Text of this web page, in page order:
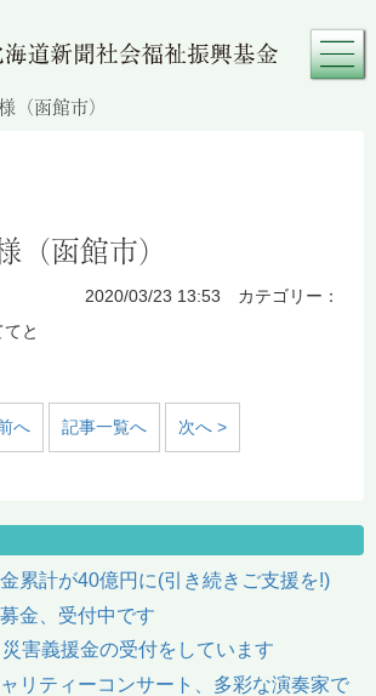
（函館市）
（函館市）
2020/03/23 13:53 カテゴリー：
と
へ 記事一覧へ 次へ >
累計が40億円に(引き続きご支援を!)
金、受付中です
害義援金の受付をしています
リティーコンサート、多彩な演奏家で